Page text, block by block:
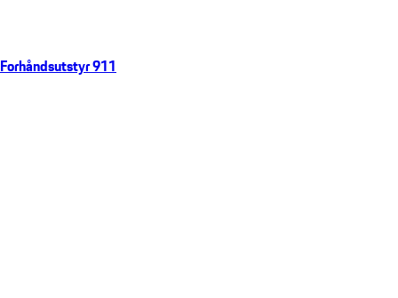
Forhåndsutstyr 911